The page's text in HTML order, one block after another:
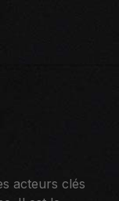
acteurs clés